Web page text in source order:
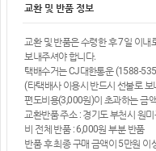
교환 및 반품 정보
교환 및 반품은 수령한 후 7일 이
보내주셔야 합니다.
택배수거는 CJ대한통운 (1588-
(타택배사 이용시 반드시 선불로
편도비용(3,000원)이 초과하는 금
교환반품 주소 : 경기도 부천시 원
비 전체 반품 : 6,000원 부분 반품
반품 후 최종 구매 금액이 5만원 이